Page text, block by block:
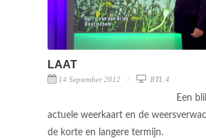
LAAT
14 September 2012 RTL 4
Een
actuele weerkaart en de
de korte en langere termijn.